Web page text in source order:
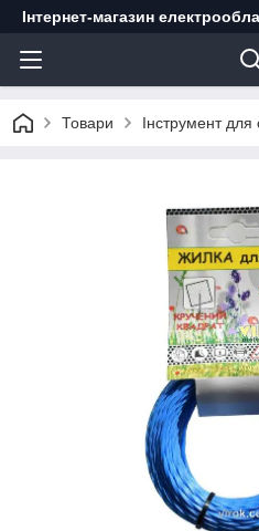
Інтернет-магазин
Товари Інструмент для